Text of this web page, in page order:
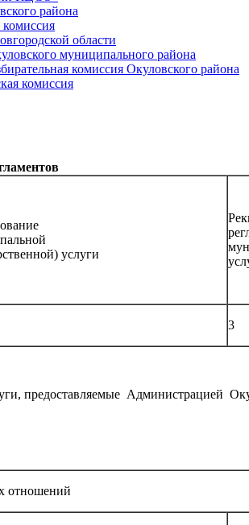
района
комиссия
области
муниципального района
комиссия Окуловского района
комиссия
услуги
3
предоставляемые Администрацией
отношений